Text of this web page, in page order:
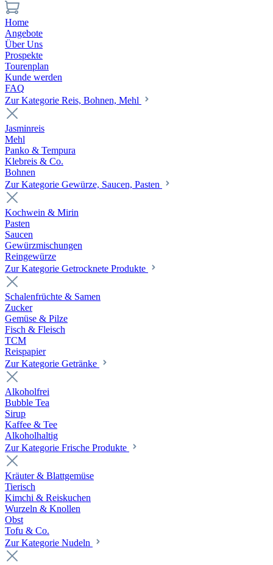
Home
Angebote
Über Uns
Prospekte
Tourenplan
Kunde werden
FAQ
Zur Kategorie Reis, Bohnen, Mehl
Jasminreis
Mehl
Panko & Tempura
Klebreis & Co.
Bohnen
Zur Kategorie Gewürze, Saucen, Pasten
Kochwein & Mirin
Pasten
Saucen
Gewürzmischungen
Reingewürze
Zur Kategorie Getrocknete Produkte
Schalenfrüchte & Samen
Zucker
Gemüse & Pilze
Fisch & Fleisch
TCM
Reispapier
Zur Kategorie Getränke
Alkoholfrei
Bubble Tea
Sirup
Kaffee & Tee
Alkoholhaltig
Zur Kategorie Frische Produkte
Kräuter & Blattgemüse
Tierisch
Kimchi & Reiskuchen
Wurzeln & Knollen
Obst
Tofu & Co.
Zur Kategorie Nudeln